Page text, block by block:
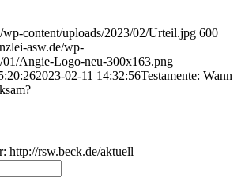
wp-content/uploads/2023/02/Urteil.jpg 600
asw.de/wp-
01/Angie-Logo-neu-300x163.png
2023-02-11 14:32:56Testamente: Wann
http://rsw.beck.de/aktuell